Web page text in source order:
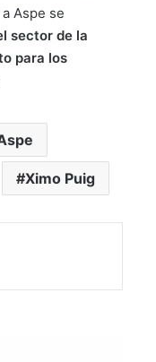
Aspe se
sector de la
para los
Ximo Puig